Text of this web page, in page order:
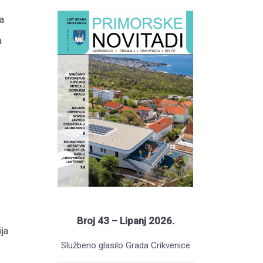
Broj 43 – Lipanj 2026.
Službeno glasilo Grada Crikvenice